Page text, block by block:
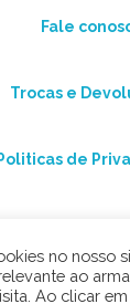
Fale
Trocas e
Politicas de
no nosso
ao
Ao clicar